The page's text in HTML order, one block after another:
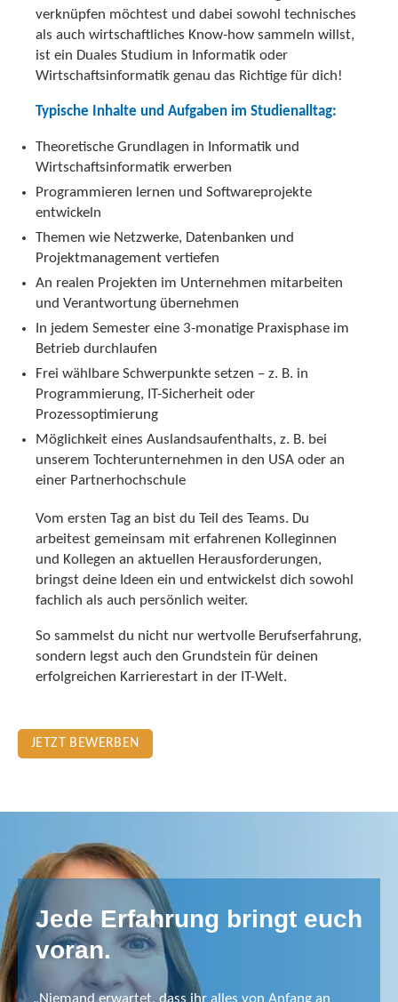
verknüpfen möchtest und dabei sowohl technisches
als auch wirtschaftliches Know-how sammeln willst,
ist ein Duales Studium in Informatik oder
Wirtschaftsinformatik genau das Richtige für dich!
Typische Inhalte und Aufgaben im Studienalltag:
Theoretische Grundlagen in Informatik und
Wirtschaftsinformatik erwerben
Programmieren lernen und Softwareprojekte
entwickeln
Themen wie Netzwerke, Datenbanken und
Projektmanagement vertiefen
An realen Projekten im Unternehmen mitarbeiten
und Verantwortung übernehmen
In jedem Semester eine 3-monatige Praxisphase im
Betrieb durchlaufen
Frei wählbare Schwerpunkte setzen – z. B. in
Programmierung, IT-Sicherheit oder
Prozessoptimierung
Möglichkeit eines Auslandsaufenthalts, z. B. bei
unserem Tochterunternehmen in den USA oder an
einer Partnerhochschule
Vom ersten Tag an bist du Teil des Teams. Du
arbeitest gemeinsam mit erfahrenen Kolleginnen
und Kollegen an aktuellen Herausforderungen,
bringst deine Ideen ein und entwickelst dich sowohl
fachlich als auch persönlich weiter.
So sammelst du nicht nur wertvolle Berufserfahrung,
sondern legst auch den Grundstein für deinen
erfolgreichen Karrierestart in der IT-Welt.
JETZT BEWERBEN
Jede Erfahrung bringt euch
voran.
„Niemand erwartet, dass ihr alles von Anfang an